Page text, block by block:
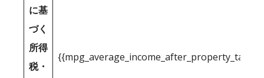
に基
づく
所得
税・